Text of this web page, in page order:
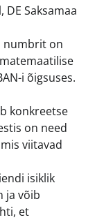
DE Saksamaa
numbrit on
i õigsuses.
konkreetse
on need
viitavad
isiklik
ja võib
et